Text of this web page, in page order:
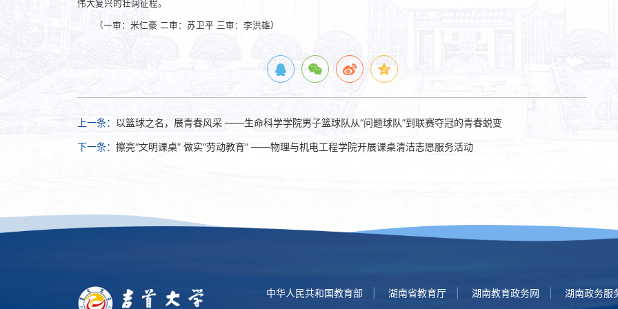
伟大复兴的壮阔征程。
（一审：米仁豪 二审：苏卫平 三审：李洪雄）
上一条： 以篮球之名，展青春风采 ——生命科学学院男子篮球队从“问题球队”到联赛夺冠的青春蜕变
下一条： 擦亮“文明课桌” 做实“劳动教育” ——物理与机电工程学院开展课桌清洁志愿服务活动
中华人民共和国教育部 湖南省教育厅 湖南教育政务网 湖南政务服